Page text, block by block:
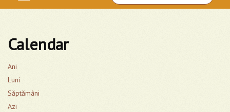
...
Calendar
Ani
Luni
Săptămâni
Azi